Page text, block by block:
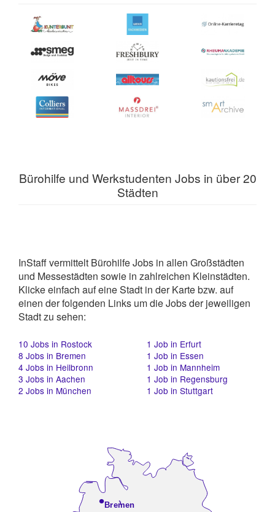
Bürohilfe und Werkstudenten Jobs in über 20
Städten
InStaff vermittelt Bürohilfe Jobs in allen Großstädten
und Messestädten sowie in zahlreichen Kleinstädten.
Klicke einfach auf eine Stadt in der Karte bzw. auf
einen der folgenden Links um die Jobs der jeweiligen
Stadt zu sehen:
10 Jobs in Rostock
8 Jobs in Bremen
4 Jobs in Heilbronn
3 Jobs in Aachen
2 Jobs in München
1 Job in Erfurt
1 Job in Essen
1 Job in Mannheim
1 Job in Regensburg
1 Job in Stuttgart
•Bremen